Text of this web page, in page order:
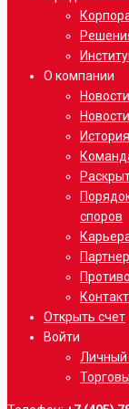
О компании
Новости
споров
Открыть счет
Войти
Личный